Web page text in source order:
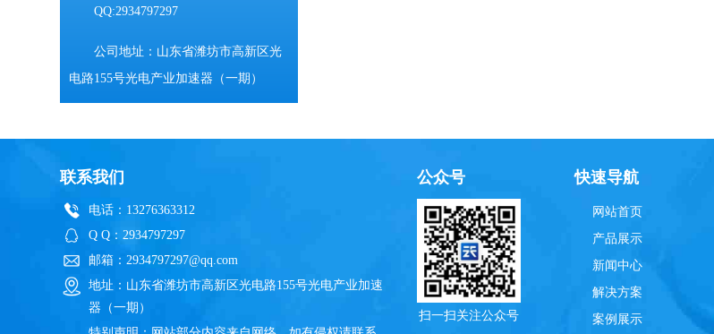
QQ:2934797297
公司地址：山东省潍坊市高新区光
电路155号光电产业加速器（一期）
联系我们
电话：13276363312
Q Q：2934797297
邮箱：2934797297@qq.com
地址：山东省潍坊市高新区光电路155号光电产业加速
器（一期）
公众号
扫一扫关注公众号
快速导航
网站首页
产品展示
新闻中心
解决方案
案例展示